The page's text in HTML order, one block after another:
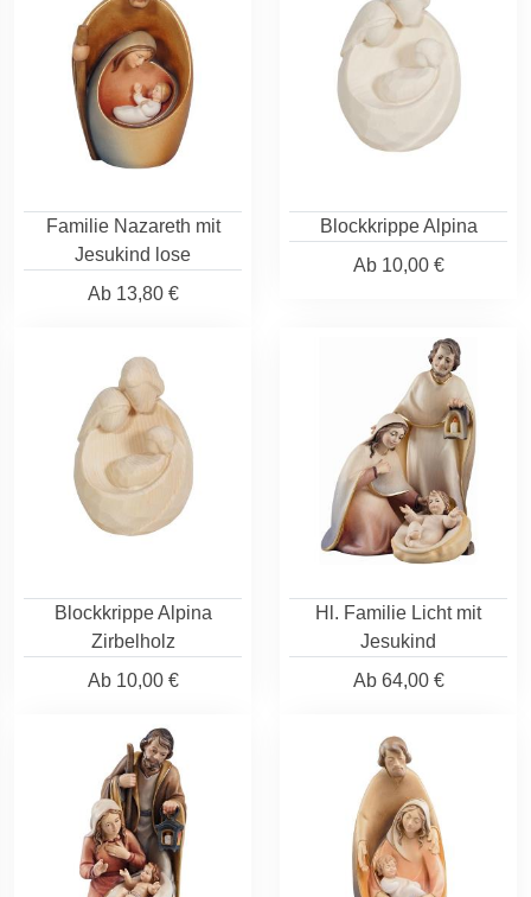
Familie Nazareth mit
Jesukind lose
Ab13,80 €
Blockkrippe Alpina
Ab10,00 €
Blockkrippe Alpina
Zirbelholz
Ab10,00 €
Hl. Familie Licht mit
Jesukind
Ab64,00 €